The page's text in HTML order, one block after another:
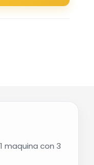
maquina con 3